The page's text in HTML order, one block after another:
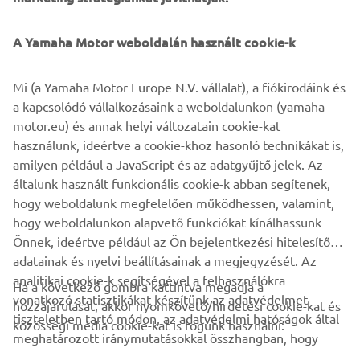
lesz, és olyanok ülnek majd rajta, akik imádják az egyedi
A Prototype Two erősen korlátozott példányszámban
készül majd, és Auto Fabrica Type 11 néven lesz kapható.
A tervek szerint az elsőként megrendelt modellek
átadására 2018 nyara és ősze között kerül sor.
További információért látogass el a következő
oldalra:
www.autofabrica.com
VÁLLALATI
A Yamaha Motor weboldalán használt cookie-k
Mi (a Yamaha Motor Europe N.V. vállalat), a fiókirodáink és
a kapcsolódó vállalkozásaink a weboldalunkon (yamaha-
motor.eu) és annak helyi változatain cookie-kat
használunk, ideértve a cookie-khoz hasonló technikákat is,
amilyen például a JavaScript és az adatgyűjtő jelek. Az
általunk használt funkcionális cookie-k abban segítenek,
hogy weboldalunk megfelelően működhessen, valamint,
hogy weboldalunkon alapvető funkciókat kínálhassunk
Önnek, ideértve például az Ön bejelentkezési hitelesítő
adatainak és nyelvi beállításainak a megjegyzését. Az
analitikai cookie-k segítségével a felhasználókra
vonatkozó statisztikákat készítünk az adatvédelmet
tiszteletben tartó módon, az adatvédelmi hatóságok által
meghatározott iránymutatásokkal összhangban, hogy
Ha a következő gombra kattintva megadja a
hozzájárulását, akkor nyomkövető/hirdetési cookie-kat és
közösségi média cookie-kat is fogunk használni: